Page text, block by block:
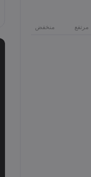
مرتفع منخفض